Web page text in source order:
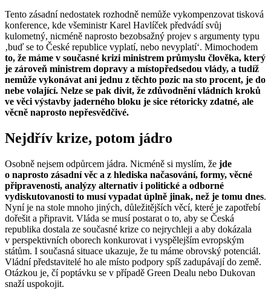
Tento zásadní nedostatek rozhodně nemůže vykompenzovat tisková
konference, kde všeministr Karel Havlíček předvádí svůj
kulometný, nicméně naprosto bezobsažný projev s argumenty typu
‚buď se to České republice vyplatí, nebo nevyplatí‘. Mimochodem
to, že máme v současné krizi ministrem průmyslu člověka, který
je zároveň ministrem dopravy a místopředsedou vlády, a tudíž
nemůže vykonávat ani jednu z těchto pozic na sto procent, je do
nebe volající. Nelze se pak divit, že zdůvodnění vládních kroků
ve věci výstavby jaderného bloku je sice rétoricky zdatné, ale
věcně naprosto nepřesvědčivé.
Nejdřív krize, potom jádro
Osobně nejsem odpůrcem jádra. Nicméně si myslím, že jde
o naprosto zásadní věc a z hlediska načasování, formy, věcné
připravenosti, analýzy alternativ i politické a odborné
vydiskutovanosti to musí vypadat úplně jinak, než je tomu dnes.
Nyní je na stole mnoho jiných, důležitějších věcí, které je zapotřebí
dořešit a připravit. Vláda se musí postarat o to, aby se Česká
republika dostala ze současné krize co nejrychleji a aby dokázala
v perspektivních oborech konkurovat i vyspělejším evropským
státům. I současná situace ukazuje, že tu máme obrovský potenciál.
Vládní představitelé ho ale místo podpory spíš zadupávají do země.
Otázkou je, čí poptávku se v případě Green Dealu nebo Dukovan
snaží uspokojit.